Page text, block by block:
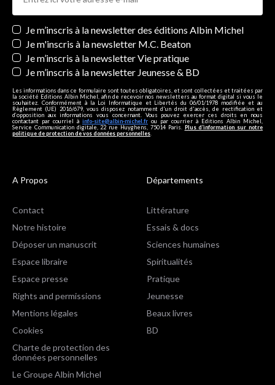
Newsletters
Je m’inscris à la newsletter des éditions Albin Michel
Je m'inscris à la newsletter M.C. Beaton
Je m’inscris à la newsletter Vie pratique
Je m’inscris à la newsletter Jeunesse & BD
Les informations dans ce formulaire sont toutes obligatoires, et sont collectées et traitées par
la société Editions Albin Michel, afin de recevoir nos newsletters au format digital si vous le
souhaitez. Conformément à la Loi Informatique et Libertés du 06/01/1978 modifiée et au
Règlement (UE) 2016/679, vous disposez notamment d'un droit d'accès, de rectification et
d’opposition aux informations vous concernant. Vous pouvez exercer ces droits en nous
contactant par courriel à info-site@albin-michel.fr ou par courrier à Editions Albin Michel,
Service Communication digitale, 22 rue Huyghens, 75014 Paris. Plus d’information sur notre
politique de protection de vos données personnelles.
A Propos
Contact
Notre histoire
Déposer un manuscrit
Espace libraire
Espace presse
Rights and permissions
Mentions légales
Cookies
Charte de protection des
données personnelles
Le Groupe Albin Michel
Départements
Littérature
Essais & docs
Sciences humaines
Spiritualités
Pratique
Jeunesse
Beaux livres
BD